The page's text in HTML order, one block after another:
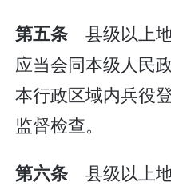
第五条县级以上
应当会同本级人民
本行政区域内兵役
监督检查。
第六条县级以上